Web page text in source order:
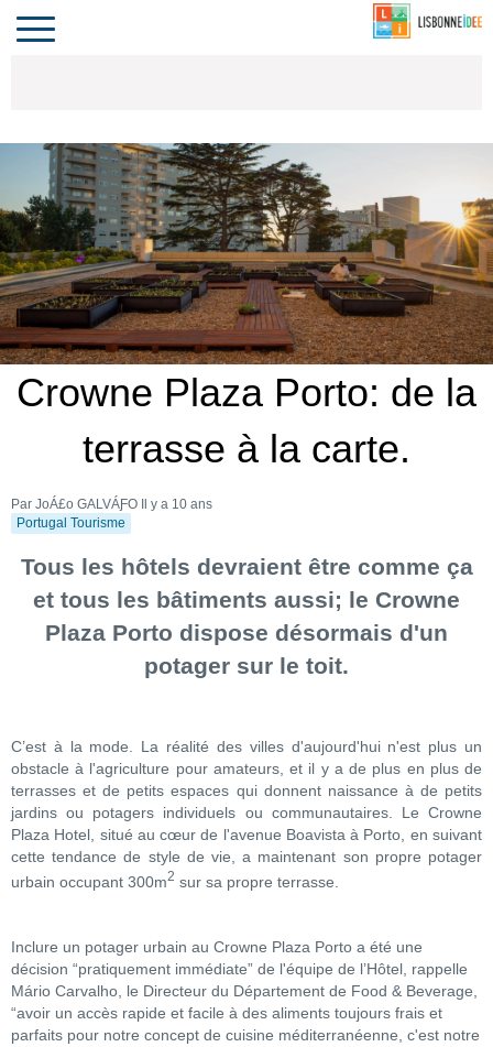
LE PORTUGAL
Toggle
navigation
Crowne Plaza Porto: de la
terrasse à la carte.
Par JoÁ£o GALVÁƑO
Il y a 10 ans
Portugal Tourisme
Tous les hôtels devraient être comme ça
et tous les bâtiments aussi; le Crowne
Plaza Porto dispose désormais d'un
potager sur le toit.
C’est à la mode. La réalité des villes d'aujourd'hui n'est plus un
obstacle à l'agriculture pour amateurs, et il y a de plus en plus de
terrasses et de petits espaces qui donnent naissance à de petits
jardins ou potagers individuels ou communautaires. Le Crowne
Plaza Hotel, situé au cœur de l'avenue Boavista à Porto, en suivant
cette tendance de style de vie, a maintenant son propre potager
urbain occupant 300m2 sur sa propre terrasse.
Inclure un potager urbain au Crowne Plaza Porto a été une
décision “pratiquement immédiate” de l'équipe de l’Hôtel, rappelle
Mário Carvalho, le Directeur du Département de Food & Beverage,
“avoir un accès rapide et facile à des aliments toujours frais et
parfaits pour notre concept de cuisine méditerranéenne, c'est notre